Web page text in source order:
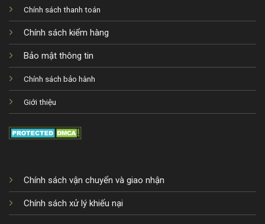
Chính sách thanh toán
Chính sách kiểm hàng
Bảo mật thông tin
Chính sách bảo hành
Giới thiệu
Chính sách vận chuyển và giao nhận
Chính sách xử lý khiếu nại